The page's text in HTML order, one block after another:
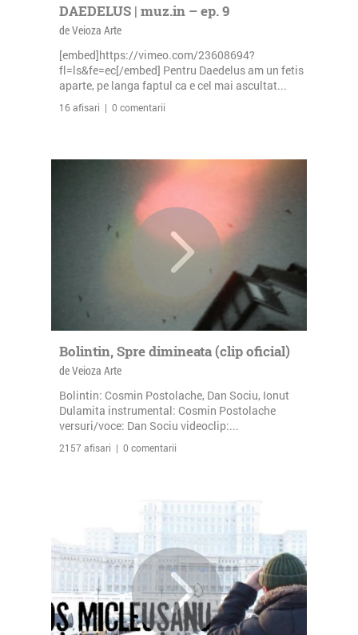
DAEDELUS | muz.in – ep. 9
de Veioza Arte
[embed]https://vimeo.com/23608694?
fl=ls&fe=ec[/embed] Pentru Daedelus am un fetis
aparte, pe langa faptul ca e cel mai ascultat...
16 afisari | 0 comentarii
Bolintin, Spre dimineata (clip oficial)
de Veioza Arte
Bolintin: Cosmin Postolache, Dan Sociu, Ionut
Dulamita instrumental: Cosmin Postolache
versuri/voce: Dan Sociu videoclip:...
2157 afisari | 0 comentarii